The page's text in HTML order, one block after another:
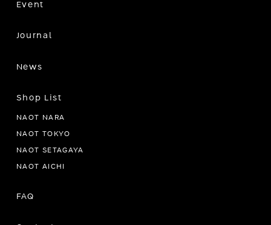
Event
Journal
News
Shop List
NAOT NARA
NAOT TOKYO
NAOT SETAGAYA
NAOT AICHI
FAQ